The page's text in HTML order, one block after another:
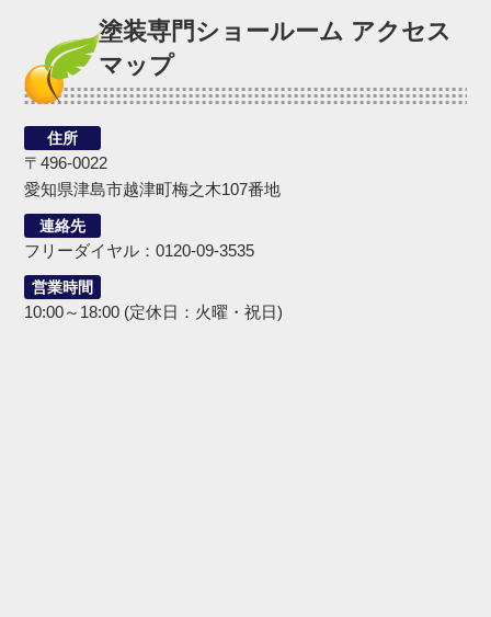
塗装専門ショールーム アクセス
マップ
住所
〒496-0022
愛知県津島市越津町梅之木107番地
連絡先
フリーダイヤル：0120-09-3535
営業時間
10:00～18:00 (定休日：火曜・祝日)